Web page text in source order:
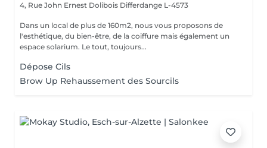
4, Rue John Ernest Dolibois Differdange L-4573
Dans un local de plus de 160m2, nous vous proposons de
l'esthétique, du bien-être, de la coiffure mais également un
espace solarium. Le tout, toujours...
Dépose Cils
Brow Up Rehaussement des Sourcils